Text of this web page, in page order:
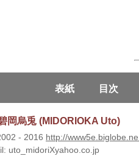
表紙 目次
岡烏兎 (MIDORIOKA Uto)
- 2016 http://
uto_midoriXyahoo.co.jp